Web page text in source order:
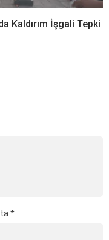
Kaldırım İşgali Tepki
*